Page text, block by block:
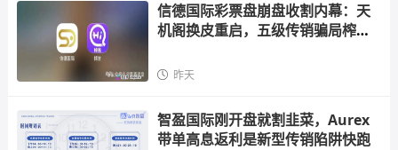
信德国际彩票盘崩盘收割内幕：天
机阁换皮重启，五级传销骗局榨干
昨天
智盈国际刚开盘就割韭菜，Aurex
带单高息返利是新型传销陷阱快跑